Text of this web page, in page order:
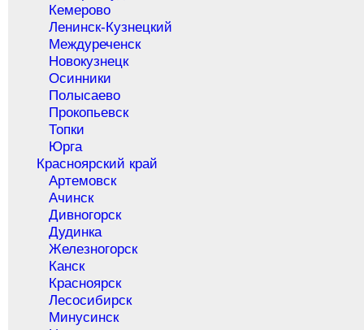
Кемерово
Ленинск-Кузнецкий
Междуреченск
Новокузнецк
Осинники
Полысаево
Прокопьевск
Топки
Юрга
Красноярский край
Артемовск
Ачинск
Дивногорск
Дудинка
Железногорск
Канск
Красноярск
Лесосибирск
Минусинск